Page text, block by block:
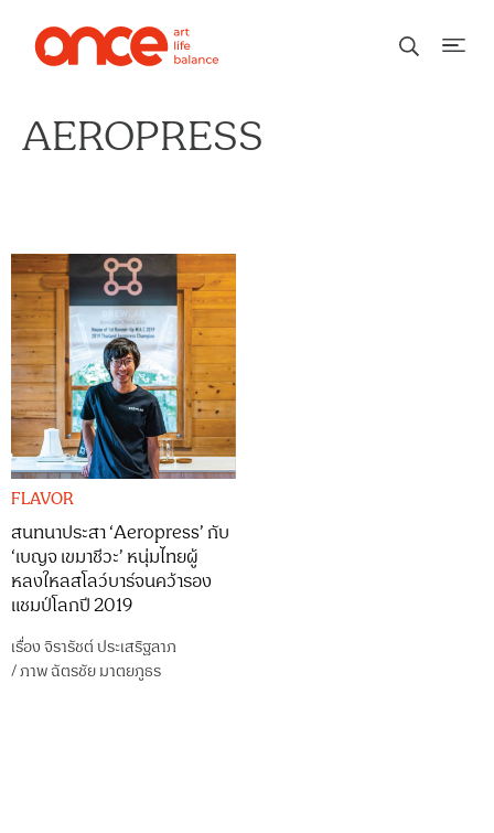
AEROPRESS
FLAVOR
สนทนาประสา ‘Aeropress’ กับ
‘เบญจ เขมาชีวะ’ หนุ่มไทยผู้
หลงใหลสโลว์บาร์จนคว้ารอง
แชมป์โลกปี 2019
เรื่องจิรารัชต์ ประเสริฐลาภ
/ภาพฉัตรชัย มาตยภูธร